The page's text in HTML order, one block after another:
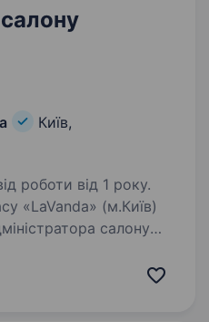
Київ,
роботи від 1 року.
«LaVanda» (м.Київ)
салону